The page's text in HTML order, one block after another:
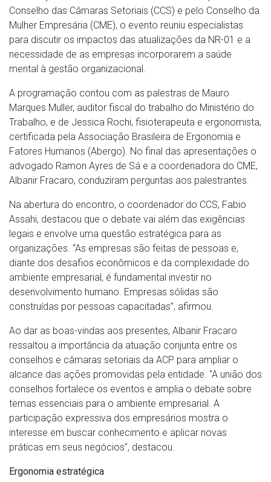
Conselho das Câmaras Setoriais (CCS) e pelo Conselho da
Mulher Empresária (CME), o evento reuniu especialistas
para discutir os impactos das atualizações da NR-01 e a
necessidade de as empresas incorporarem a saúde
mental à gestão organizacional.
A programação contou com as palestras de Mauro
Marques Muller, auditor fiscal do trabalho do Ministério do
Trabalho, e de Jessica Rochi, fisioterapeuta e ergonomista,
certificada pela Associação Brasileira de Ergonomia e
Fatores Humanos (Abergo). No final das apresentações o
advogado Ramon Ayres de Sá e a coordenadora do CME,
Albanir Fracaro, conduziram perguntas aos palestrantes.
Na abertura do encontro, o coordenador do CCS, Fabio
Assahi, destacou que o debate vai além das exigências
legais e envolve uma questão estratégica para as
organizações. “As empresas são feitas de pessoas e,
diante dos desafios econômicos e da complexidade do
ambiente empresarial, é fundamental investir no
desenvolvimento humano. Empresas sólidas são
construídas por pessoas capacitadas”, afirmou.
Ao dar as boas-vindas aos presentes, Albanir Fracaro
ressaltou a importância da atuação conjunta entre os
conselhos e câmaras setoriais da ACP para ampliar o
alcance das ações promovidas pela entidade. “A união dos
conselhos fortalece os eventos e amplia o debate sobre
temas essenciais para o ambiente empresarial. A
participação expressiva dos empresários mostra o
interesse em buscar conhecimento e aplicar novas
práticas em seus negócios”, destacou.
Ergonomia estratégica